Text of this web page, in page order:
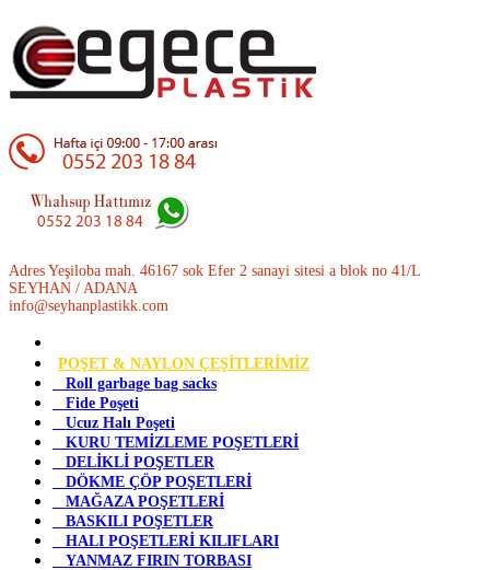
Adres Yeşiloba mah. 46167 sok Efer 2 sanayi sitesi a blok no 41/L
SEYHAN / ADANA
info@seyhanplastikk.com
POŞET & NAYLON ÇEŞİTLERİMİZ
Roll garbage bag sacks
Fide Poşeti
Ucuz Halı Poşeti
KURU TEMİZLEME POŞETLERİ
DELİKLİ POŞETLER
DÖKME ÇÖP POŞETLERİ
MAĞAZA POŞETLERİ
BASKILI POŞETLER
HALI POŞETLERİ KILIFLARI
YANMAZ FIRIN TORBASI